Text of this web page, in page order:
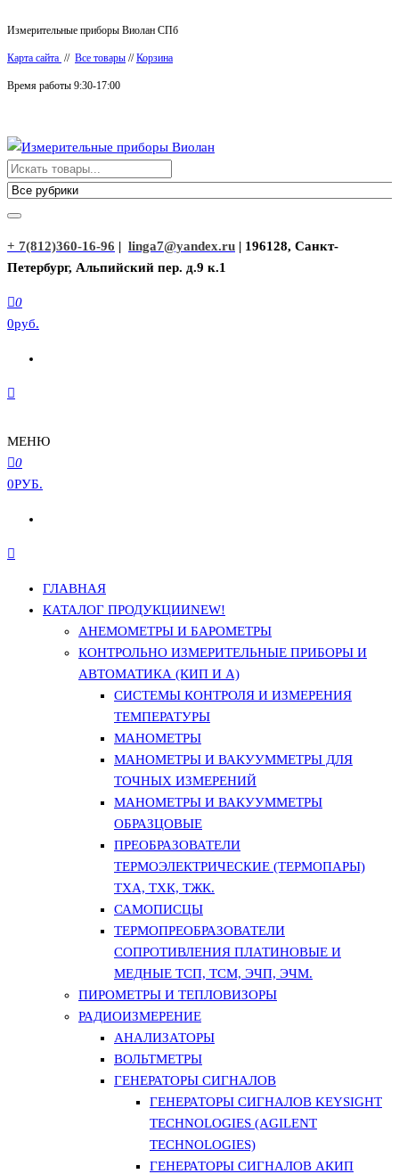
к
содержимому
Измерительные приборы Виолан СПб
Карта сайта // Все товары //Корзина
Время работы 9:30-17:00
Измерительные приборы Виолан
+ 7(812)360-16-96 | linga7@yandex.ru | 196128, Санкт-
Петербург, Альпийский пер. д.9 к.1
0
0руб.
МЕНЮ
0
0РУБ.
ГЛАВНАЯ
КАТАЛОГ ПРОДУКЦИИNEW!
АНЕМОМЕТРЫ И БАРОМЕТРЫ
КОНТРОЛЬНО ИЗМЕРИТЕЛЬНЫЕ ПРИБОРЫ И
АВТОМАТИКА (КИП И А)
СИСТЕМЫ КОНТРОЛЯ И ИЗМЕРЕНИЯ
ТЕМПЕРАТУРЫ
МАНОМЕТРЫ
МАНОМЕТРЫ И ВАКУУММЕТРЫ ДЛЯ
ТОЧНЫХ ИЗМЕРЕНИЙ
МАНОМЕТРЫ И ВАКУУММЕТРЫ
ОБРАЗЦОВЫЕ
ПРЕОБРАЗОВАТЕЛИ
ТЕРМОЭЛЕКТРИЧЕСКИЕ (ТЕРМОПАРЫ)
ТХА, ТХК, ТЖК.
САМОПИСЦЫ
ТЕРМОПРЕОБРАЗОВАТЕЛИ
СОПРОТИВЛЕНИЯ ПЛАТИНОВЫЕ И
МЕДНЫЕ ТСП, ТСМ, ЭЧП, ЭЧМ.
ПИРОМЕТРЫ И ТЕПЛОВИЗОРЫ
РАДИОИЗМЕРЕНИЕ
АНАЛИЗАТОРЫ
ВОЛЬТМЕТРЫ
ГЕНЕРАТОРЫ СИГНАЛОВ
ГЕНЕРАТОРЫ СИГНАЛОВ KEYSIGHT
TECHNOLOGIES (AGILENT
TECHNOLOGIES)
ГЕНЕРАТОРЫ СИГНАЛОВ АКИП